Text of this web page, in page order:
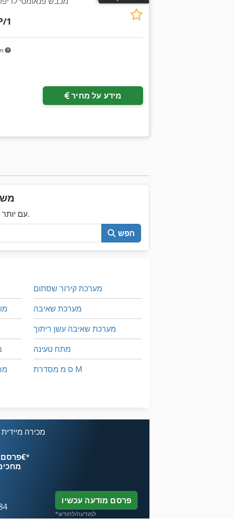
1
מידע על מחיר
עכשיו חפש את כל Machineseeker עם יותר מ-200,000 מכונות יד שנייה.
חפש
מערכת קירור שסתום
מערכת שאיבה
מערכת שאיבה עשן ריתוך
מתח טעינה
ס מ מסדרת M
מכירה
פרסם עכשיו החל מ־‏4.49 ‏€*
פרסם מודעה עכשיו
*למודעה/לחודש